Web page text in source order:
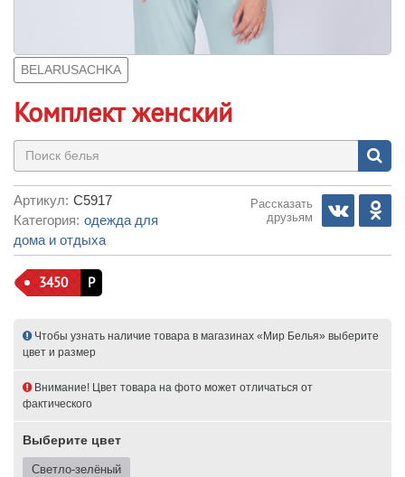
BELARUSACHKA
Комплект женский
Артикул: С5917
Категория: одежда для
дома и отдыха
Рассказать
друзьям
3450 Р
Чтобы узнать наличие товара в магазинах «Мир Белья» выберите
цвет и размер
Внимание! Цвет товара на фото может отличаться от
фактического
Выберите цвет
Светло-зелёный